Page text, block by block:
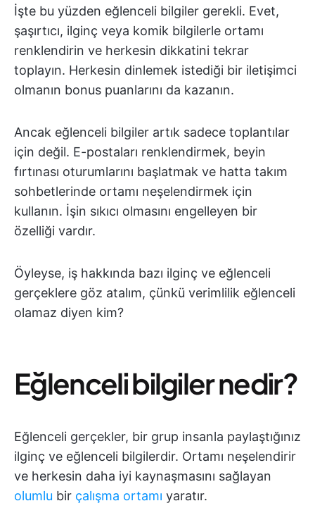
İşte bu yüzden eğlenceli bilgiler gerekli. Evet,
şaşırtıcı, ilginç veya komik bilgilerle ortamı
renklendirin ve herkesin dikkatini tekrar
toplayın. Herkesin dinlemek istediği bir iletişimci
olmanın bonus puanlarını da kazanın.
Ancak eğlenceli bilgiler artık sadece toplantılar
için değil. E-postaları renklendirmek, beyin
fırtınası oturumlarını başlatmak ve hatta takım
sohbetlerinde ortamı neşelendirmek için
kullanın. İşin sıkıcı olmasını engelleyen bir
özelliği vardır.
Öyleyse, iş hakkında bazı ilginç ve eğlenceli
gerçeklere göz atalım, çünkü verimlilik eğlenceli
olamaz diyen kim?
Eğlenceli bilgiler nedir?
Eğlenceli gerçekler, bir grup insanla paylaştığınız
ilginç ve eğlenceli bilgilerdir. Ortamı neşelendirir
ve herkesin daha iyi kaynaşmasını sağlayan
olumlu bir çalışma ortamı yaratır.